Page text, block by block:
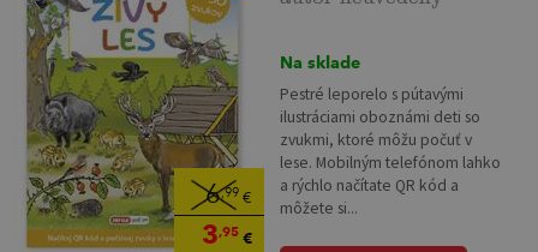
6,99 €
3,95€
Na sklade
Pestré leporelo s pútavými
ilustráciami oboznámi deti so
zvukmi, ktoré môžu počuť v
lese. Mobilným telefónom lahko
a rýchlo načítate QR kód a
môžete si...